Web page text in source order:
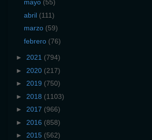
mayo (55)
abril (111)
marzo (59)
febrero (76)
► 2021 (794)
► 2020 (217)
► 2019 (750)
► 2018 (1103)
► 2017 (966)
► 2016 (858)
► 2015 (562)